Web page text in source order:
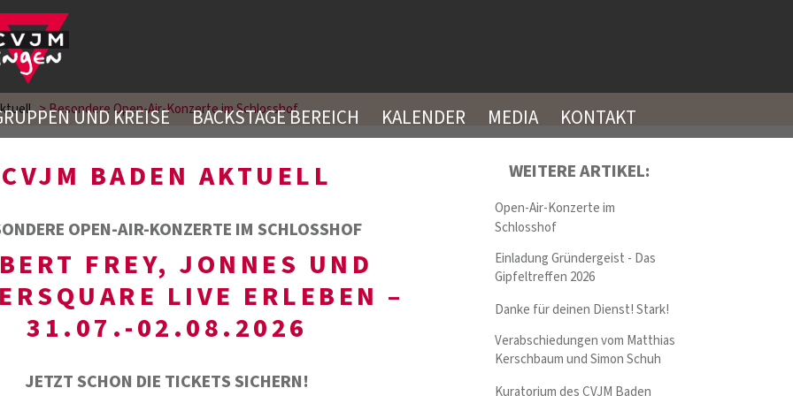
UND KREISE BACKSTAGE BEREICH KALENDER MEDIA KONTAKT
>Besondere Open-Air-Konzerte im Schlosshof
CVJM BADEN AKTUELL
OPEN-AIR-KONZERTE IM SCHLOSSHOF
FREY, JONNES UND
LIVE ERLEBEN –
31.07.-02.08.2026
JETZT SCHON DIE TICKETS SICHERN!
WEITERE ARTIKEL:
Open-Air-Konzerte im
Schlosshof
Einladung Gründergeist - Das
Gipfeltreffen 2026
Danke für deinen Dienst! Stark!
Verabschiedungen vom Matthias
Kerschbaum und Simon Schuh
Kuratorium des CVJM Baden